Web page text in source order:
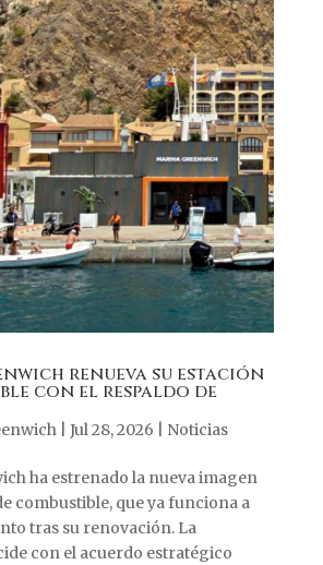
renueva su estación
con el respaldo de
| Jul 28, 2026 Noticias
ha estrenado la nueva imagen
combustible, que ya funciona a
tras su renovación. La
con el acuerdo estratégico